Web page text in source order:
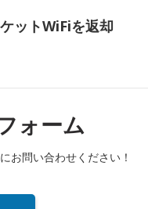
ください—引き続き接続
ットWiFiを返却
ォーム
お問い合わせください！